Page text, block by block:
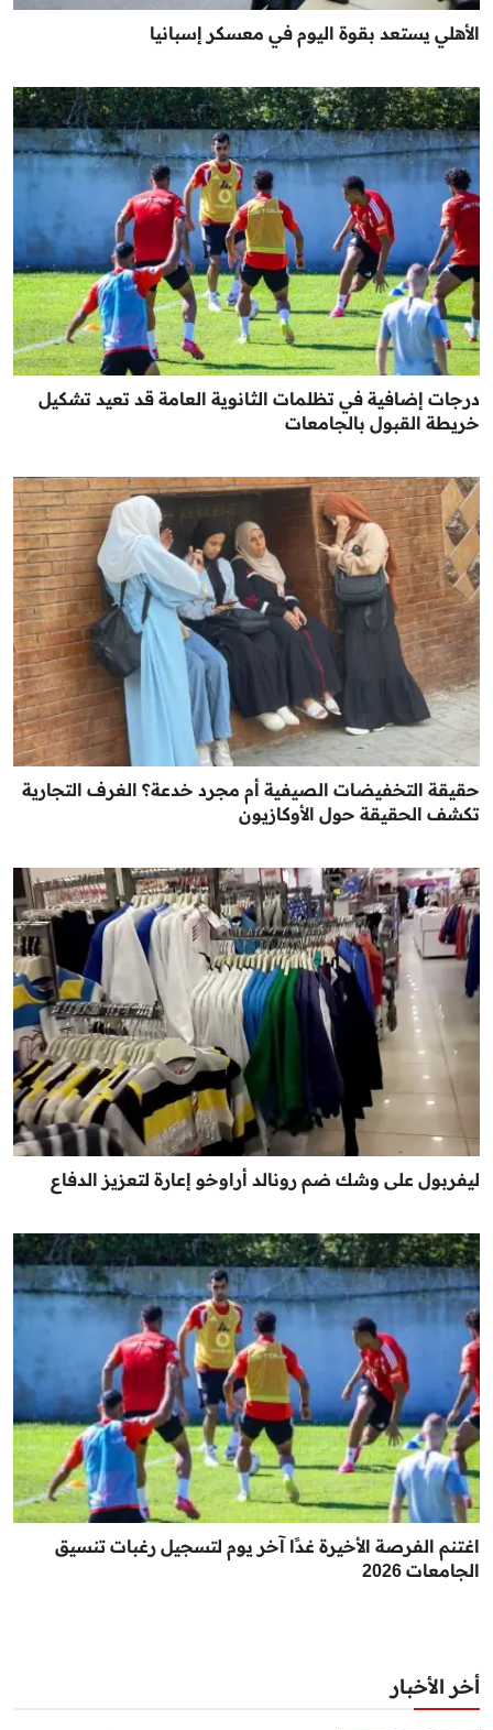
الأهلي يستعد بقوة اليوم في معسكر إسبانيا
درجات إضافية في تظلمات الثانوية العامة قد تعيد تشكيل
خريطة القبول بالجامعات
حقيقة التخفيضات الصيفية أم مجرد خدعة؟ الغرف التجارية
تكشف الحقيقة حول الأوكازيون
ليفربول على وشك ضم رونالد أراوخو إعارة لتعزيز الدفاع
اغتنم الفرصة الأخيرة غدًا آخر يوم لتسجيل رغبات تنسيق
الجامعات 2026
أخر الأخبار